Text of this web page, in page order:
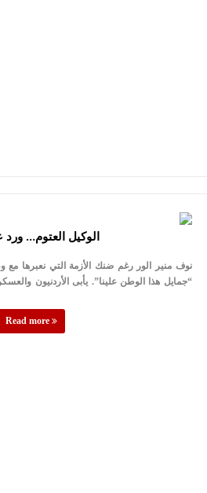
الوكيل العتوم…
نوف منير الور رغم ضنك الأزمة التي نعبرها مع
“جمايل هذا الوطن علينا”. يأبى الأردنيون
Read more